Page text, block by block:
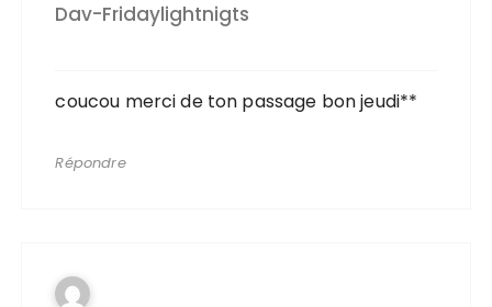
Dav-Fridaylightnigts
coucou merci de ton passage bon jeudi**
Répondre